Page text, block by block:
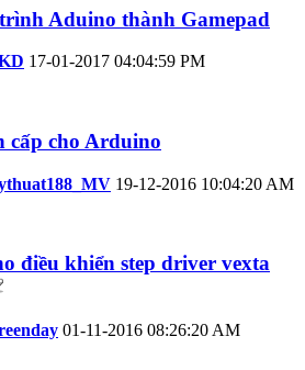
Aduino thành Gamepad
17-01-2017 04:04:59 PM
cấp cho Arduino
19-12-2016 10:04:20 AM
điều khiển step driver vexta
01-11-2016 08:26:20 AM